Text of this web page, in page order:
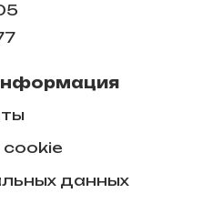
данных